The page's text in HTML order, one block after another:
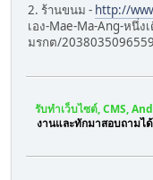
2. ร้านขนม - http://
เอง-Mae-Ma-Ang-หนึ่ง
มรกต/
รับทำเว็บไซต์, CMS,
งานและทักมาสอบถามไ